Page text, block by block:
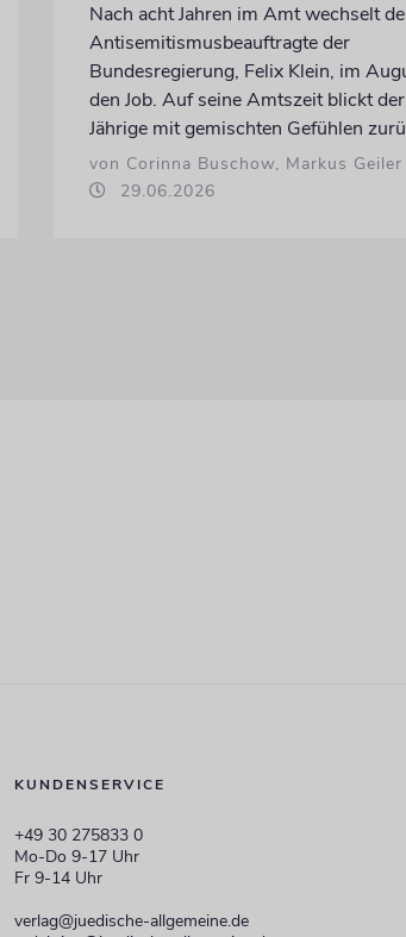
Nach acht Jahren im Amt wechselt
Antisemitismusbeauftragte der
Bundesregierung, Felix Klein, im
den Job. Auf seine Amtszeit blickt
Jährige mit gemischten Gefühlen
von Corinna Buschow, Markus Geiler
29.06.2026
KUNDENSERVICE
+49 30 275833 0
Mo-Do 9-17 Uhr
Fr 9-14 Uhr
verlag@juedische-allgemeine.de